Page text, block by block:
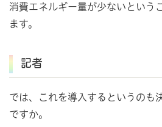
消費エネルギー量が少ないという
ます。
記者
では、これを導入するというのも
ですか。